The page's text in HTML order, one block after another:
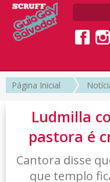
Página Inicial
Ludmilla
pastora é
Cantora disse
que templo